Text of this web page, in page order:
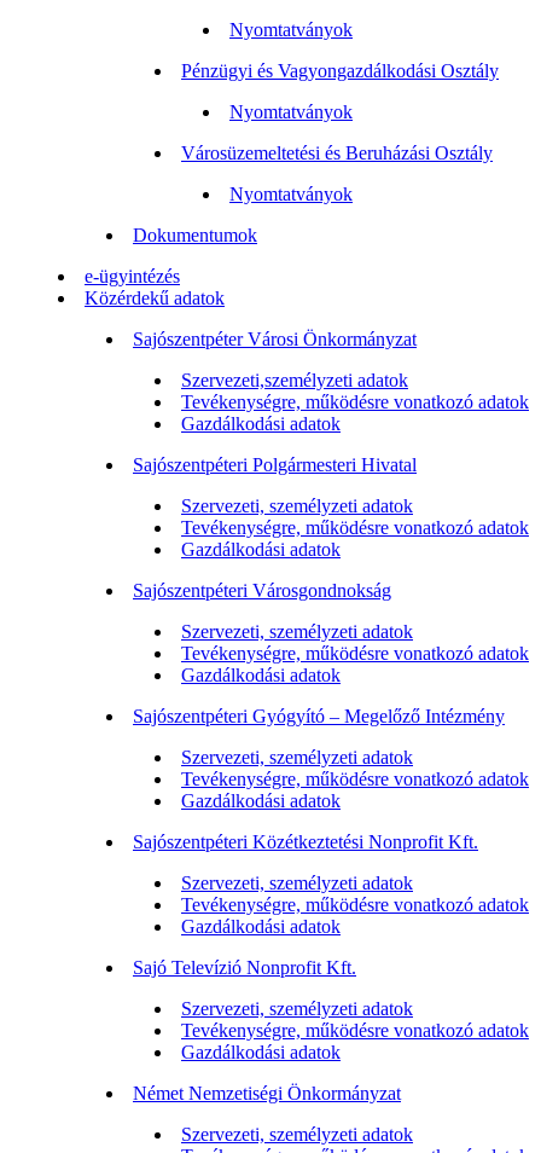
Nyomtatványok
Pénzügyi és Vagyongazdálkodási Osztály
Nyomtatványok
Városüzemeltetési és Beruházási Osztály
Nyomtatványok
Dokumentumok
e-ügyintézés
Közérdekű adatok
Sajószentpéter Városi Önkormányzat
Szervezeti,személyzeti adatok
Tevékenységre, működésre vonatkozó adatok
Gazdálkodási adatok
Sajószentpéteri Polgármesteri Hivatal
Szervezeti, személyzeti adatok
Tevékenységre, működésre vonatkozó adatok
Gazdálkodási adatok
Sajószentpéteri Városgondnokság
Szervezeti, személyzeti adatok
Tevékenységre, működésre vonatkozó adatok
Gazdálkodási adatok
Sajószentpéteri Gyógyító – Megelőző Intézmény
Szervezeti, személyzeti adatok
Tevékenységre, működésre vonatkozó adatok
Gazdálkodási adatok
Sajószentpéteri Közétkeztetési Nonprofit Kft.
Szervezeti, személyzeti adatok
Tevékenységre, működésre vonatkozó adatok
Gazdálkodási adatok
Sajó Televízió Nonprofit Kft.
Szervezeti, személyzeti adatok
Tevékenységre, működésre vonatkozó adatok
Gazdálkodási adatok
Német Nemzetiségi Önkormányzat
Szervezeti, személyzeti adatok